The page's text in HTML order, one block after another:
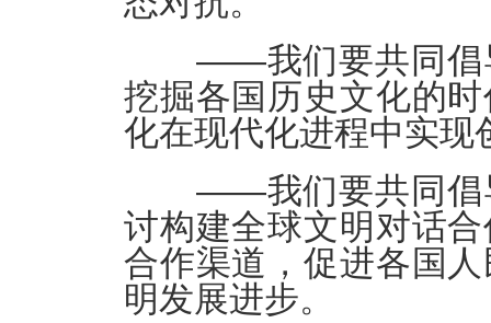
——我们要共同倡导
挖掘各国历史文化的
化在现代化进程中实现
——我们要共同倡导
讨构建全球文明对话
合作渠道，促进各国
明发展进步。